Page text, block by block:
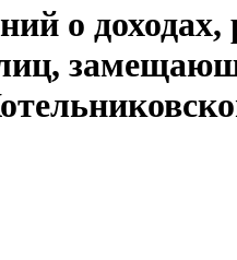
о доходах,
лиц,